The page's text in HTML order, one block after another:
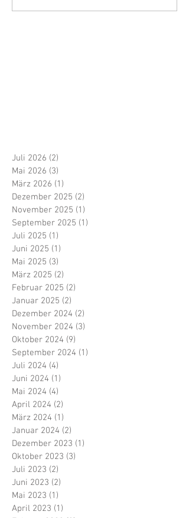
Juli 2026 (2)
Mai 2026 (3)
März 2026 (1)
Dezember 2025 (2)
November 2025 (1)
September 2025 (1)
Juli 2025 (1)
Juni 2025 (1)
Mai 2025 (3)
März 2025 (2)
Februar 2025 (2)
Januar 2025 (2)
Dezember 2024 (2)
November 2024 (3)
Oktober 2024 (9)
September 2024 (1)
Juli 2024 (4)
Juni 2024 (1)
Mai 2024 (4)
April 2024 (2)
März 2024 (1)
Januar 2024 (2)
Dezember 2023 (1)
Oktober 2023 (3)
Juli 2023 (2)
Juni 2023 (2)
Mai 2023 (1)
April 2023 (1)